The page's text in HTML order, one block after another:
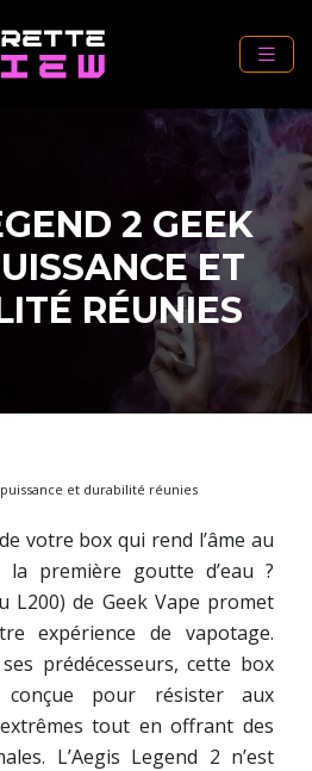
2 GEEK
ET
RÉUNIES
et durabilité réunies
votre box qui rend l’âme au
première goutte d’eau ?
L200) de Geek Vape promet
expérience de vapotage.
prédécesseurs, cette box
pour résister aux
tout en offrant des
L’Aegis Legend 2 n’est